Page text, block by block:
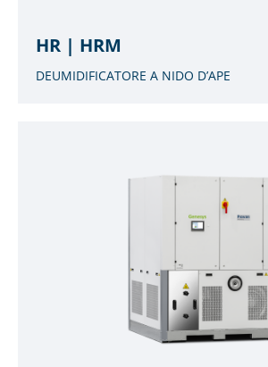
HR | HRM
DEUMIDIFICATORE A NIDO D’APE